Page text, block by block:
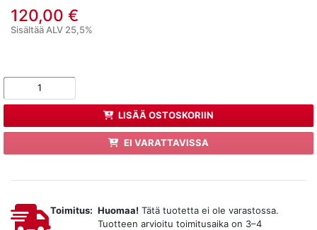
120,00 €
Sisältää ALV 25,5%
LISÄÄ OSTOSKORIIN
EI VARATTAVISSA
Toimitus: Huomaa! Tätä tuotetta ei ole varastossa.
Tuotteen arvioitu toimitusaika on 3–4